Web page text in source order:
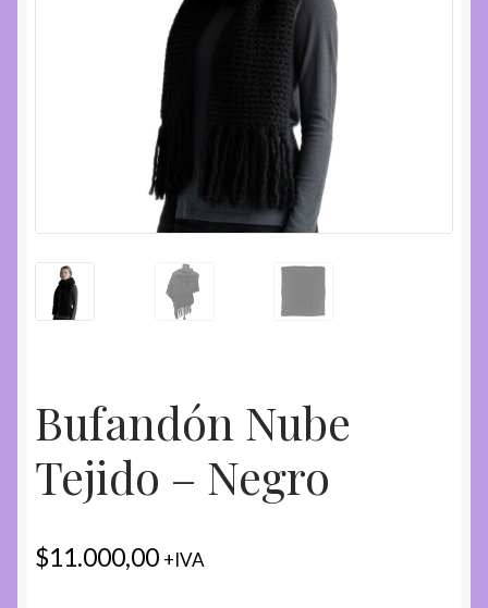
Bufandón Nube
Tejido – Negro
$11.000,00 +IVA